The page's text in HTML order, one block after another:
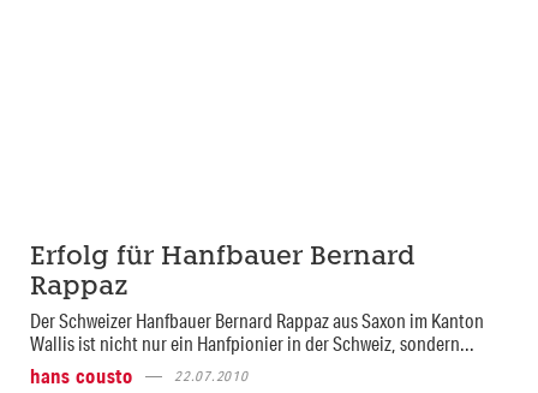
Erfolg für Hanfbauer Bernard
Rappaz
Der Schweizer Hanfbauer Bernard Rappaz aus Saxon im Kanton
Wallis ist nicht nur ein Hanfpionier in der Schweiz, sondern...
hans cousto
22.07.2010